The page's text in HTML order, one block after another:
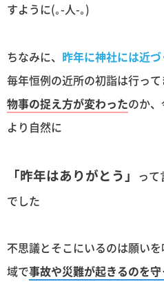
すように(｡-人-｡)
ちなみに、 昨年に神社には近づ
毎年恒例の近所の初詣は行っ
物事の捉え方が変わったのか
より自然に
「昨年はありがとう」 っ
でした
不思議とそこにいるのは願い
域で事故や災難が起きるのを